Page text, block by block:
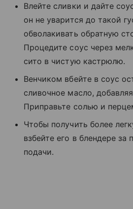
Влейте сливки и дайте
он не уварится до такой
обволакивать обратную
Процедите соус через
сито в чистую кастрюлю.
Венчиком вбейте в соус
сливочное масло,
Приправьте солью и
Чтобы получить более
взбейте его в блендере за
подачи.